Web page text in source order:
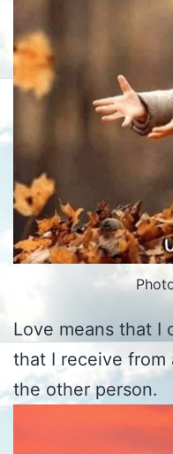
Love means that I
that I receive
the other person.